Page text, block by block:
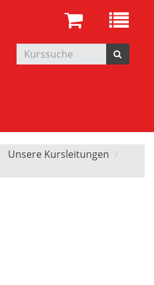
Unsere Kursleitungen